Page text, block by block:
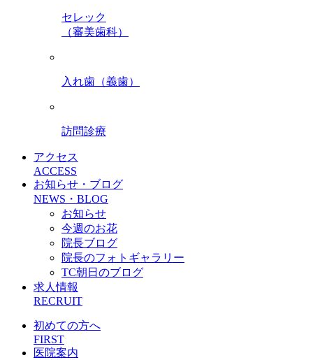
セレック
（審美歯科）
入れ歯（義歯）
訪問診療
アクセス
ACCESS
お知らせ・ブログ
NEWS・BLOG
お知らせ
今週のお花
院長ブログ
院長のフォトギャラリー
TC朝日のブログ
求人情報
RECRUIT
初めての方へ
FIRST
医院案内